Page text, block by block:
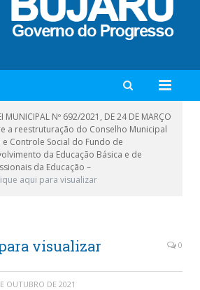
MUNICIPAL Nº 692/2021, DE 24 DE MARÇO
a reestruturação do Conselho Municipal
Controle Social do Fundo de
da Educação Básica e de
da Educação –
aqui para visualizar
visualizar 0
OUTUBRO DE 2021